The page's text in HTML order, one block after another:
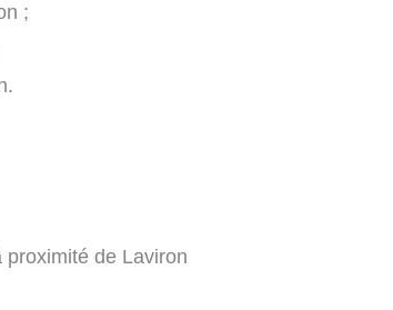
;
de Laviron